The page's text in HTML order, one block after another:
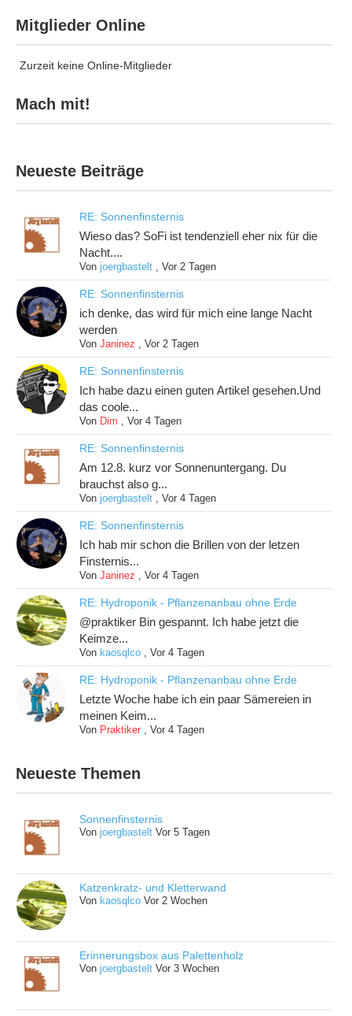
Mitglieder Online
Zurzeit keine Online-Mitglieder
Mach mit!
Neueste Beiträge
RE: Sonnenfinsternis
Wieso das? SoFi ist tendenziell eher nix für die
Nacht....
Vonjoergbastelt ,Vor 2 Tagen
RE: Sonnenfinsternis
ich denke, das wird für mich eine lange Nacht
werden
VonJaninez ,Vor 2 Tagen
RE: Sonnenfinsternis
Ich habe dazu einen guten Artikel gesehen.Und
das coole...
Von Dim ,Vor 4 Tagen
RE: Sonnenfinsternis
Am 12.8. kurz vor Sonnenuntergang. Du
brauchst also g...
Vonjoergbastelt ,Vor 4 Tagen
RE: Sonnenfinsternis
Ich hab mir schon die Brillen von der letzen
Finsternis...
VonJaninez ,Vor 4 Tagen
RE: Hydroponik - Pflanzenanbau ohne Erde
@praktiker Bin gespannt. Ich habe jetzt die
Keimze...
Von kaosqlco ,Vor 4 Tagen
RE: Hydroponik - Pflanzenanbau ohne Erde
Letzte Woche habe ich ein paar Sämereien in
meinen Keim...
Von Praktiker ,Vor 4 Tagen
Neueste Themen
Sonnenfinsternis
Vonjoergbastelt Vor 5 Tagen
Katzenkratz- und Kletterwand
Vonkaosqlco Vor 2 Wochen
Erinnerungsbox aus Palettenholz
Vonjoergbastelt Vor 3 Wochen